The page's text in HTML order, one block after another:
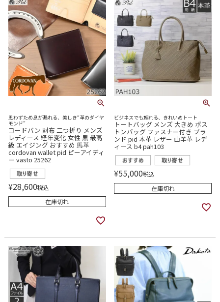
思わずため息が漏れる、美しき“革のダイヤ
モンド”
コードバン 財布 二つ折り メンズ
レディース 経年変化 女性 黒 最高
級 エイジング おすすめ 馬革
cordovan wallet pid ピーアイディ
ー vasto 25262
¥28,600税込
在庫切れ
ビジネスでも頼れる、きれいめトート
トートバッグ メンズ 大きめ ボス
トンバッグ ファスナー付き ブラ
ンド pid 本革 レザー 山羊革 レデ
ィース b4 pah103
¥55,000税込
在庫切れ